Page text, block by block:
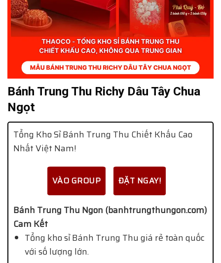
Bánh Trung Thu Richy Dâu Tây Chua
Ngọt
Tổng Kho Sỉ Bánh Trung Thu Chiết Khấu Cao
Nhất Việt Nam!
VÀO GROUP ĐẶT NGAY!
Bánh Trung Thu Ngon (banhtrungthungon.com)
Cam Kết
Tổng kho sỉ Bánh Trung Thu giá rẻ toàn quốc
với số lượng lớn.